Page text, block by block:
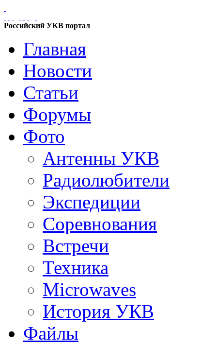
Российский УКВ портал
Главная
Новости
Статьи
Форумы
Фото
Антенны УКВ
Радиолюбители
Экспедиции
Соревнования
Встречи
Техника
Microwaves
История УКВ
Файлы